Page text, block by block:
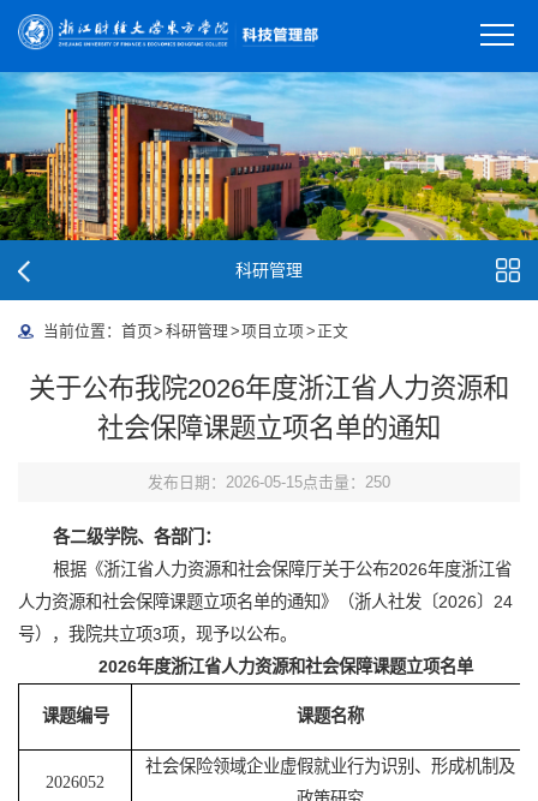
科研管理
当前位置： 首页> 科研管理 >项目立项> 正文
关于公布我院2026年度浙江省人力资源和
社会保障课题立项名单的通知
发布日期：2026-05-15点击量： 250
各二级学院、各部门：
根据《浙江省人力资源和社会保障厅关于公布2026年度浙江省
人力资源和社会保障课题立项名单的通知》（浙人社发〔2026〕24
号），我院共立项3项，现予以公布。
2026年度浙江省人力资源和社会保障课题立项名单
课题编号 课题名称
2026052
社会保险领域企业虚假就业行为识别、形成机制及